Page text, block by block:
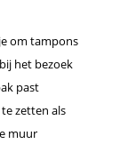
om tampons
het bezoek
past
zetten als
muur